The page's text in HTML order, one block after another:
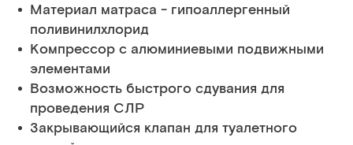
Материал матраса - гипоаллергенный
поливинилхлорид
Компрессор с алюминиевыми подвижными
элементами
Возможность быстрого сдувания для
проведения СЛР
Закрывающийся клапан для туалетного